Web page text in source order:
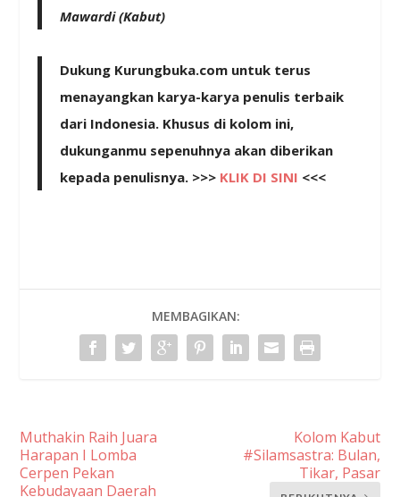
Mawardi (Kabut)
Dukung Kurungbuka.com untuk terus
menayangkan karya-karya penulis terbaik
dari Indonesia. Khusus di kolom ini,
dukunganmu sepenuhnya akan diberikan
kepada penulisnya. >>> KLIK DI SINI <<<
MEMBAGIKAN:
Muthakin Raih Juara
Harapan I Lomba
Cerpen Pekan
Kebudayaan Daerah
Kolom Kabut
#Silamsastra: Bulan,
Tikar, Pasar